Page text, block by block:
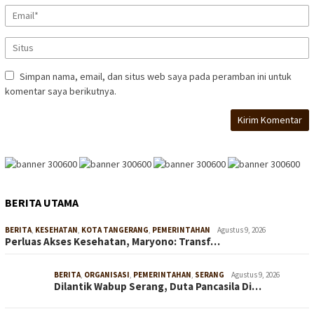
Simpan nama, email, dan situs web saya pada peramban ini untuk
komentar saya berikutnya.
BERITA UTAMA
BERITA, KESEHATAN, KOTA TANGERANG, PEMERINTAHAN Agustus 9, 2026
Perluas Akses Kesehatan, Maryono: Transf…
BERITA, ORGANISASI, PEMERINTAHAN, SERANG Agustus 9, 2026
Dilantik Wabup Serang, Duta Pancasila Di…